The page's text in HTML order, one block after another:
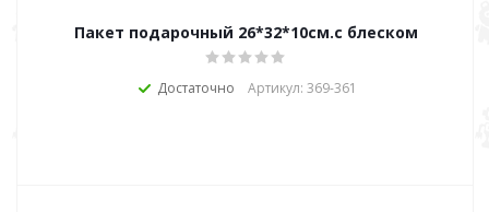
Пакет подарочный 26*32*10см.с блеском
Достаточно Артикул: 369-361